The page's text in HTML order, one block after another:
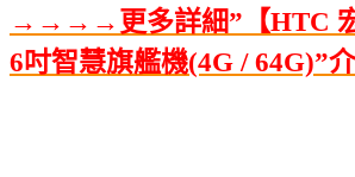
→→→→更多詳細”【HTC
6吋智慧旗艦機(4G / 64G)”